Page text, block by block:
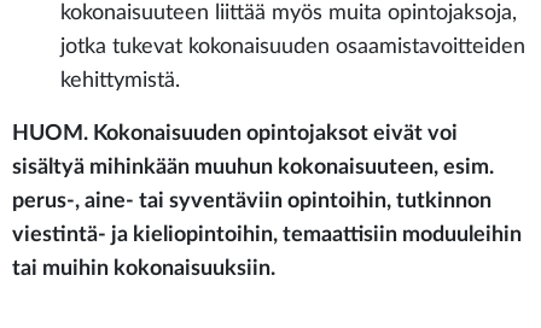
kokonaisuuteen liittää myös muita opintojaksoja,
jotka tukevat kokonaisuuden osaamistavoitteiden
kehittymistä.
HUOM. Kokonaisuuden opintojaksot eivät voi
sisältyä mihinkään muuhun kokonaisuuteen, esim.
perus-, aine- tai syventäviin opintoihin, tutkinnon
viestintä- ja kieliopintoihin, temaattisiin moduuleihin
tai muihin kokonaisuuksiin.